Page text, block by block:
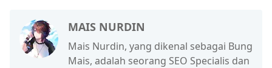
MAIS NURDIN
Mais Nurdin, yang dikenal sebagai Bung
Mais, adalah seorang SEO Specialis dan